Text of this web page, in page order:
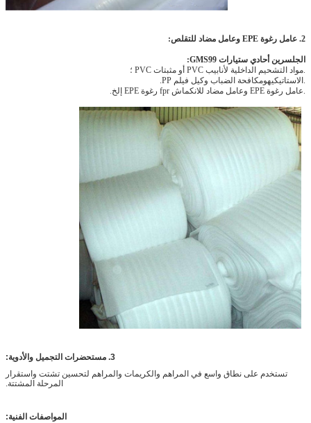
2. عامل رغوة EPE وعامل مضاد للتقلص:
الجلسرين أحادي ستيارات GMS99:
.مواد التشحيم الداخلية لأنابيب PVC أو مثبتات PVC ؛
.الاستاتيكيهومكافحة الضباب وكيل فيلم PP.
.عامل رغوة EPE وعامل مضاد للانكماش fpr رغوة EPE إلخ.
3. مستحضرات التجميل والأدوية:
تستخدم على نطاق واسع في المراهم والكريمات والمراهم لتحسين تشتت واستقرار
المرحلة المشتتة.
المواصفات الفنية: